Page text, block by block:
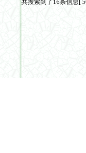
共搜索到了16条信息[